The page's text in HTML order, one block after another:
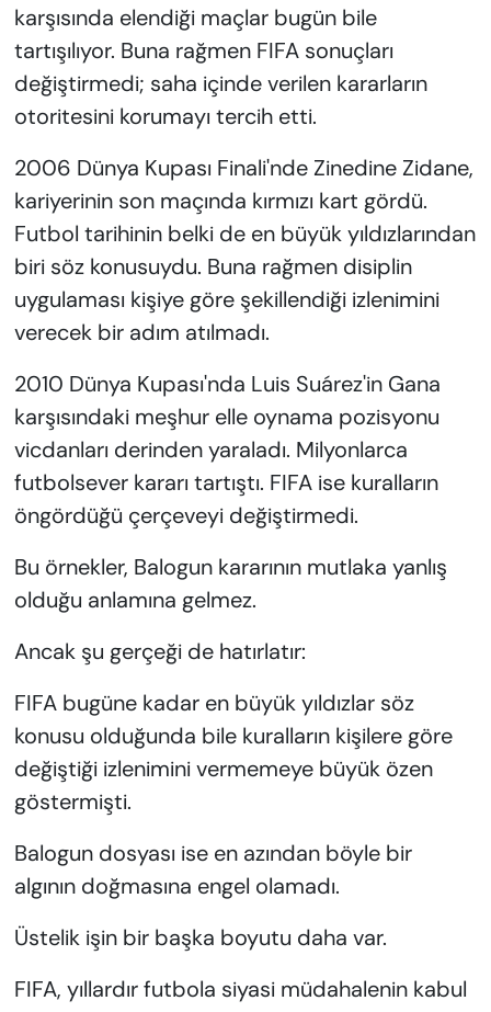
karşısında elendiği maçlar bugün bile
tartışılıyor. Buna rağmen FIFA sonuçları
değiştirmedi; saha içinde verilen kararların
otoritesini korumayı tercih etti.
2006 Dünya Kupası Finali'nde Zinedine Zidane,
kariyerinin son maçında kırmızı kart gördü.
Futbol tarihinin belki de en büyük yıldızlarından
biri söz konusuydu. Buna rağmen disiplin
uygulaması kişiye göre şekillendiği izlenimini
verecek bir adım atılmadı.
2010 Dünya Kupası'nda Luis Suárez'in Gana
karşısındaki meşhur elle oynama pozisyonu
vicdanları derinden yaraladı. Milyonlarca
futbolsever kararı tartıştı. FIFA ise kuralların
öngördüğü çerçeveyi değiştirmedi.
Bu örnekler, Balogun kararının mutlaka yanlış
olduğu anlamına gelmez.
Ancak şu gerçeği de hatırlatır:
FIFA bugüne kadar en büyük yıldızlar söz
konusu olduğunda bile kuralların kişilere göre
değiştiği izlenimini vermemeye büyük özen
göstermişti.
Balogun dosyası ise en azından böyle bir
algının doğmasına engel olamadı.
Üstelik işin bir başka boyutu daha var.
FIFA, yıllardır futbola siyasi müdahalenin kabul